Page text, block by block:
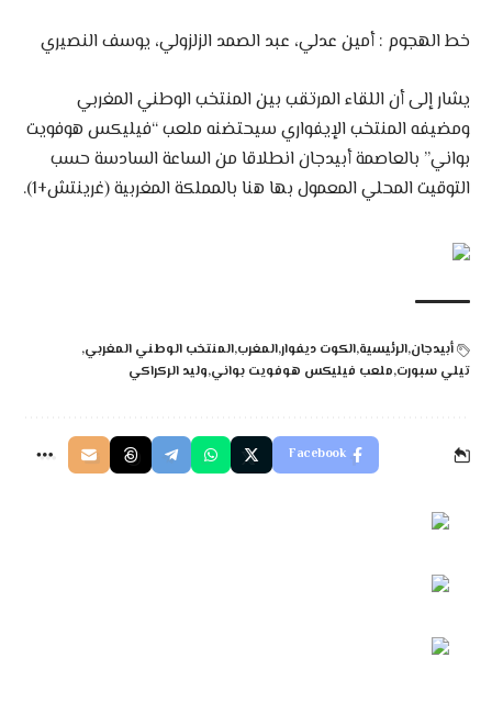
خط الهجوم : أمين عدلي، عبد الصمد الزلزولي، يوسف النصيري
يشار إلى أن اللقاء المرتقب بين المنتخب الوطني المغربي
ومضيفه المنتخب الإيفواري سيحتضنه ملعب “فيليكس هوفويت
بواني” بالعاصمة أبيدجان انطلاقا من الساعة السادسة حسب
التوقيت المحلي المعمول بها هنا بالمملكة المغربية (غرينتش+1).
أبيدجانالرئيسيةالكوت ديفوارالمغربالمنتخب الوطني المغربي
تيلي سبورتملعب فيليكس هوفويت بوانيوليد الركراكي
Facebook